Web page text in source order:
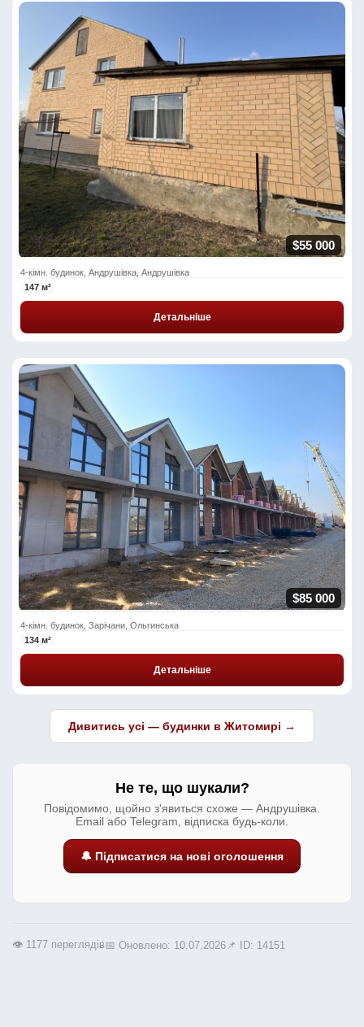
$55 000
4-кімн. будинок, Андрушівка, Андрушівка
147 м²
Детальніше
$85 000
4-кімн. будинок, Зарічани, Ольгинська
134 м²
Детальніше
Дивитись усі — будинки в Житомирі →
Не те, що шукали?
Повідомимо, щойно з'явиться схоже — Андрушівка.
Email або Telegram, відписка будь-коли.
🔔 Підписатися на нові оголошення
👁️ 1177 переглядів📅 Оновлено: 10.07.2026📌 ID: 14151